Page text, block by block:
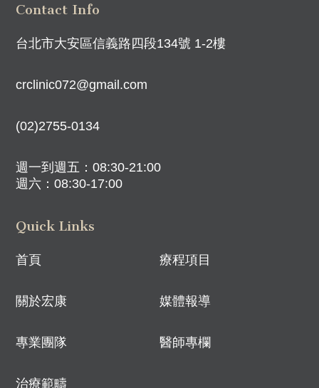
Contact Info
台北市大安區信義路四段134號 1-2樓
crclinic072@gmail.com
(02)2755-0134
週一到週五：08:30-21:00
週六：08:30-17:00
Quick Links
首頁
關於宏康
專業團隊
治療範疇
療程項目
媒體報導
醫師專欄